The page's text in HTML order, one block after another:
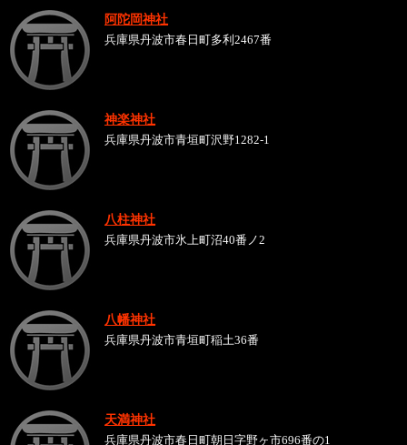
阿陀岡神社
兵庫県丹波市春日町多利2467番
神楽神社
兵庫県丹波市青垣町沢野1282-1
八柱神社
兵庫県丹波市氷上町沼40番ノ2
八幡神社
兵庫県丹波市青垣町稲土36番
天満神社
兵庫県丹波市春日町朝日字野ヶ市696番の1